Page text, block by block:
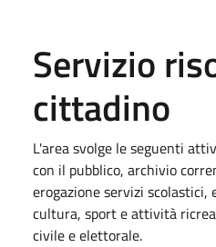
Servizio
cittadino
L'area svolge le seguenti
con il pubblico, archivio
erogazione servizi scolastici,
cultura, sport e attività
civile e elettorale.